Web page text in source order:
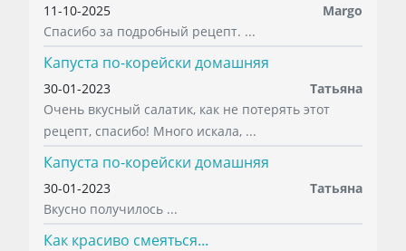
11-10-2025
Margo
Спасибо за подробный рецепт. ...
Капуста по-корейски домашняя
30-01-2023
Татьяна
Очень вкусный салатик, как не потерять этот
рецепт, спасибо! Много искала, ...
Капуста по-корейски домашняя
30-01-2023
Татьяна
Вкусно получилось ...
Как красиво смеяться...